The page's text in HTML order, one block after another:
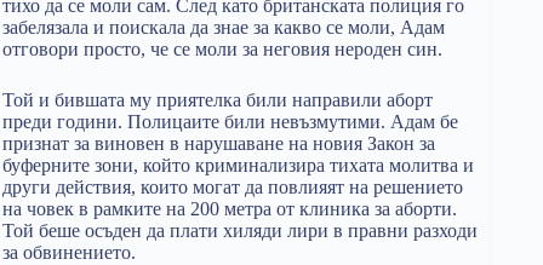
тихо да се моли сам. След като британската полиция го
забелязала и поискала да знае за какво се моли, Адам
отговори просто, че се моли за неговия нероден син.
Той и бившата му приятелка били направили аборт
преди години. Полицаите били невъзмутими. Адам бе
признат за виновен в нарушаване на новия Закон за
буферните зони, който криминализира тихата молитва и
други действия, които могат да повлияят на решението
на човек в рамките на 200 метра от клиника за аборти.
Той беше осъден да плати хиляди лири в правни разходи
за обвинението.